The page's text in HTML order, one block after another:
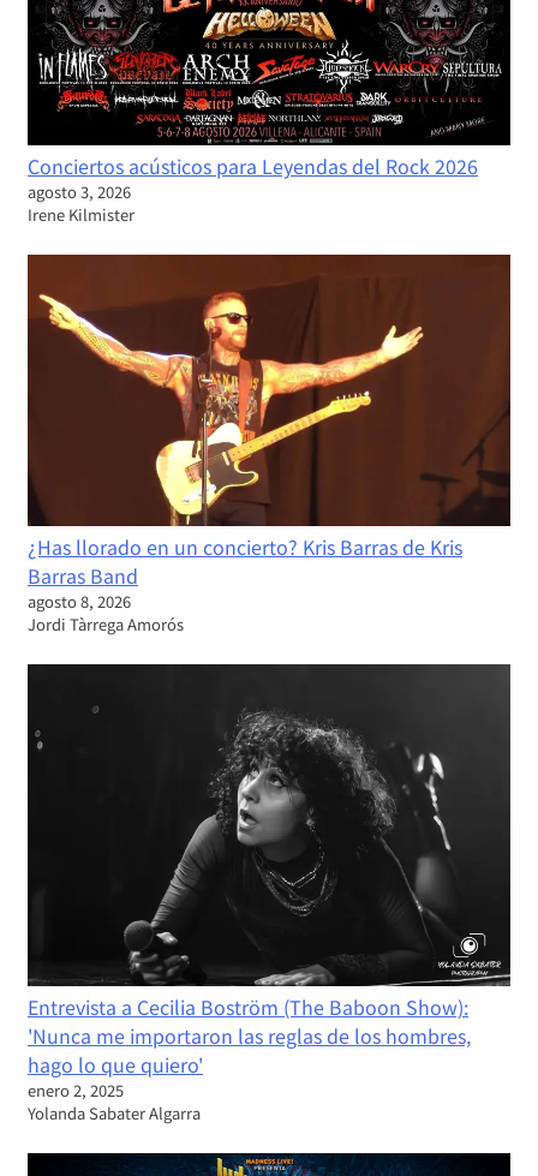
Conciertos acústicos para Leyendas del Rock 2026
agosto 3, 2026
Irene Kilmister
¿Has llorado en un concierto? Kris Barras de Kris
Barras Band
agosto 8, 2026
Jordi Tàrrega Amorós
Entrevista a Cecilia Boström (The Baboon Show):
'Nunca me importaron las reglas de los hombres,
hago lo que quiero'
enero 2, 2025
Yolanda Sabater Algarra